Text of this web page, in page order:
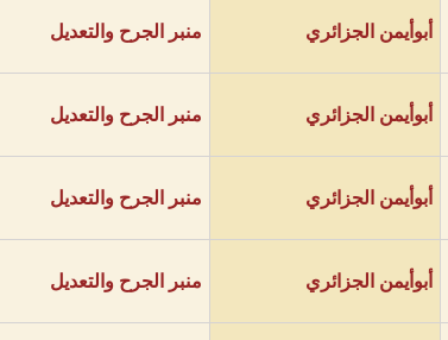
أبوأيمن الجزائري منبر الجرح والتعديل
أبوأيمن الجزائري منبر الجرح والتعديل
أبوأيمن الجزائري منبر الجرح والتعديل
أبوأيمن الجزائري منبر الجرح والتعديل